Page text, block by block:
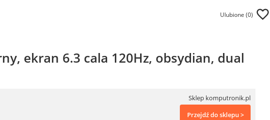
Ulubione (0)
ekran 6.3 cala 120Hz, obsydian, dual
Sklep komputronik.pl
Przejdź do sklepu >